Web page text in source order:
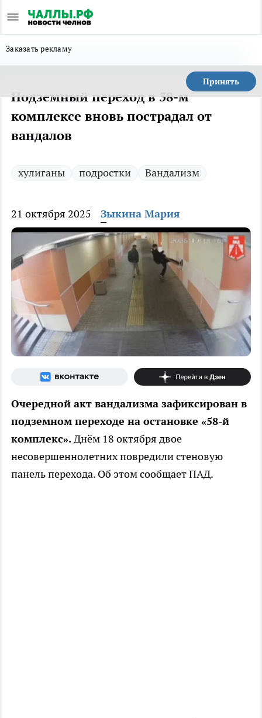
Заказать рекламу
Принять
Подземный переход в 58-м
комплексе вновь пострадал от
вандалов
хулиганы подростки Вандализм
21 октября 2025 Зыкина Мария
Очередной акт вандализма зафиксирован в
подземном переходе на остановке «58-й
комплекс».Днём 18 октября двое
несовершеннолетних повредили стеновую
панель перехода. Об этом сообщает ПАД.